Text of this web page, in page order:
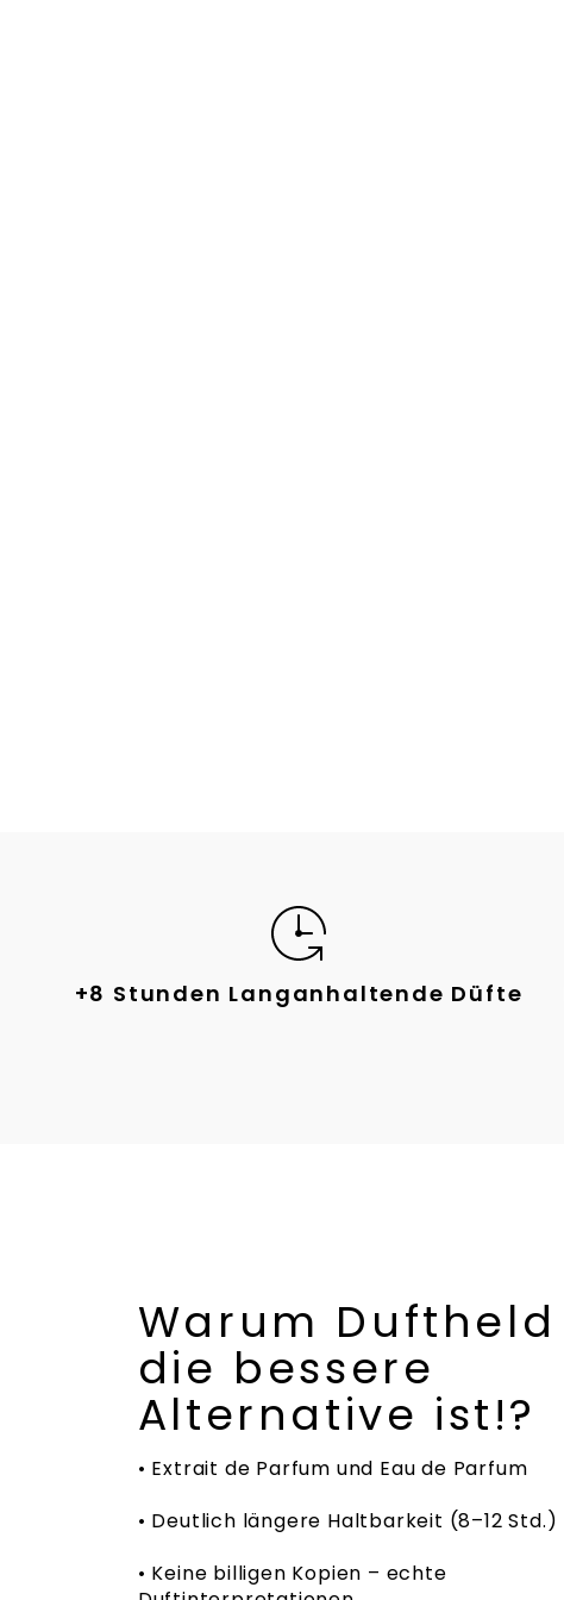
+8 Stunden Langanhaltende Düfte
Warum Duftheld
die bessere
Alternative ist!?
• Extrait de Parfum und Eau de Parfum
• Deutlich längere Haltbarkeit (8–12 Std.)
• Keine billigen Kopien – echte